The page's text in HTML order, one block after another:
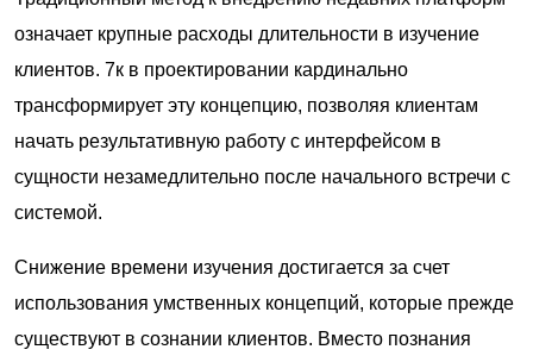
означает крупные расходы длительности в изучение
клиентов. 7к в проектировании кардинально
трансформирует эту концепцию, позволяя клиентам
начать результативную работу с интерфейсом в
сущности незамедлительно после начального встречи с
системой.
Снижение времени изучения достигается за счет
использования умственных концепций, которые прежде
существуют в сознании клиентов. Вместо познания